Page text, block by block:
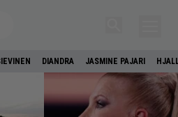
DIANDRA JASMINE PAJARI